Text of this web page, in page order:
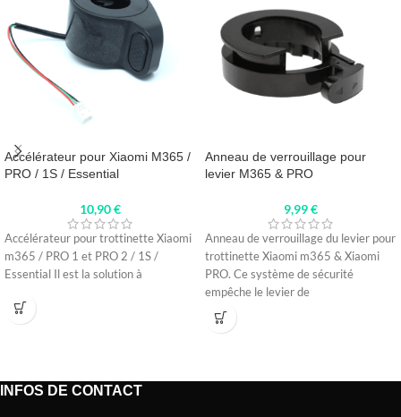
Accélérateur pour Xiaomi M365 /
PRO / 1S / Essential
10,90€
Accélérateur pour trottinette Xiaomi
m365 / PRO 1 et PRO 2 / 1S /
Essential Il est la solution à
Anneau de verrouillage pour
levier M365 & PRO
9,99€
Anneau de verrouillage du levier pour
trottinette Xiaomi m365 & Xiaomi
PRO. Ce système de sécurité
empêche le levier de
INFOS DE CONTACT